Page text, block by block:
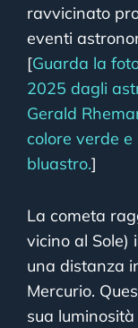
ravvicinato
eventi
[Guarda la
2025 dagli
Gerald
colore verde
bluastro.]
La cometa
vicino al Sole)
una distanza
Mercurio.
sua